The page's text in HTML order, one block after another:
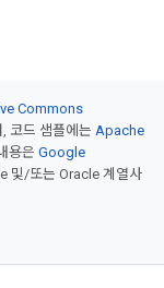
Commons
코드 샘플에는 Apache
용은 Google
및/또는 Oracle 계열사